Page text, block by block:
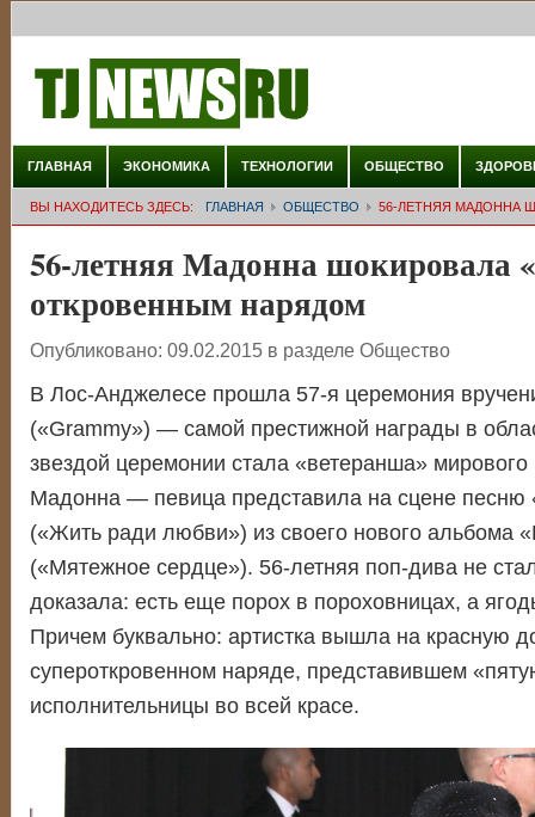
ГЛАВНАЯ ЭКОНОМИКА ТЕХНОЛОГИИ ОБЩЕСТВО
ВЫ НАХОДИТЕСЬ ЗДЕСЬ: ГЛАВНАЯ ОБЩЕСТВО 56-ЛЕТНЯЯ МАДОННА
56-летняя Мадонна шокировала
откровенным нарядом
Опубликовано: 09.02.2015 в разделе Общество
В Лос-Анджелесе прошла 57-я церемония
(«Grammy») — самой престижной награды в
звездой церемонии стала «ветеранша» мирового
Мадонна — певица представила на сцене песню
(«Жить ради любви») из своего нового альбома
(«Мятежное сердце»). 56-летняя поп-дива не
доказала: есть еще порох в пороховницах, а
Причем буквально: артистка вышла на красную
супероткровенном наряде, представившем
исполнительницы во всей красе.